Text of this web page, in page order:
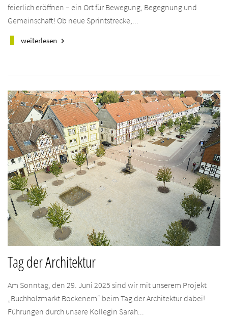
feierlich eröffnen – ein Ort für Bewegung, Begegnung und
Gemeinschaft! Ob neue Sprintstrecke,...
weiterlesen keyboard_arrow_right
Tag der Architektur
Am Sonntag, den 29. Juni 2025 sind wir mit unserem Projekt
„Buchholzmarkt Bockenem“ beim Tag der Architektur dabei!
Führungen durch unsere Kollegin Sarah...